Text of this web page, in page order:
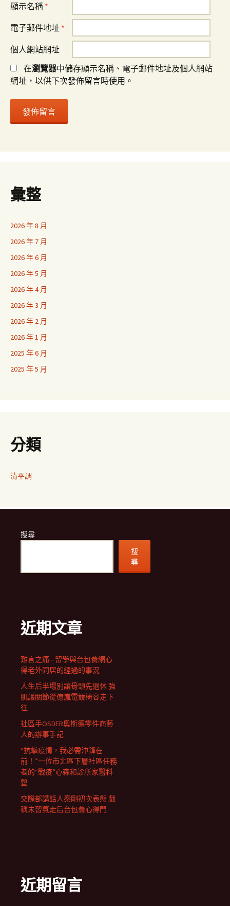
顯示名稱 *
電子郵件地址 *
個人網站網址
在瀏覽器中儲存顯示名稱、電子郵件地址及個人網站
網址，以供下次發佈留言時使用。
彙整
2026 年 8 月
2026 年 7 月
2026 年 6 月
2026 年 5 月
2026 年 4 月
2026 年 3 月
2026 年 2 月
2026 年 1 月
2025 年 6 月
2025 年 5 月
分類
清平調
搜尋
搜
尋
近期文章
難言之痛—留學與台包養網心
得老外同居的經過的事況
人生后半場別讓骨頭先退休 強
肌護關節從億嵐電競椅容走下
往
社區手OSDER奧斯德零件商藝
人的辦事手記
“抗擊疫情，我必需沖鋒在
前！”一位市北區下層社區任務
者的“戰疫”心森和診所家醫科
聲
交際部講話人秦剛初次表態 戲
稱未習氣走后台包養心得門
近期留言